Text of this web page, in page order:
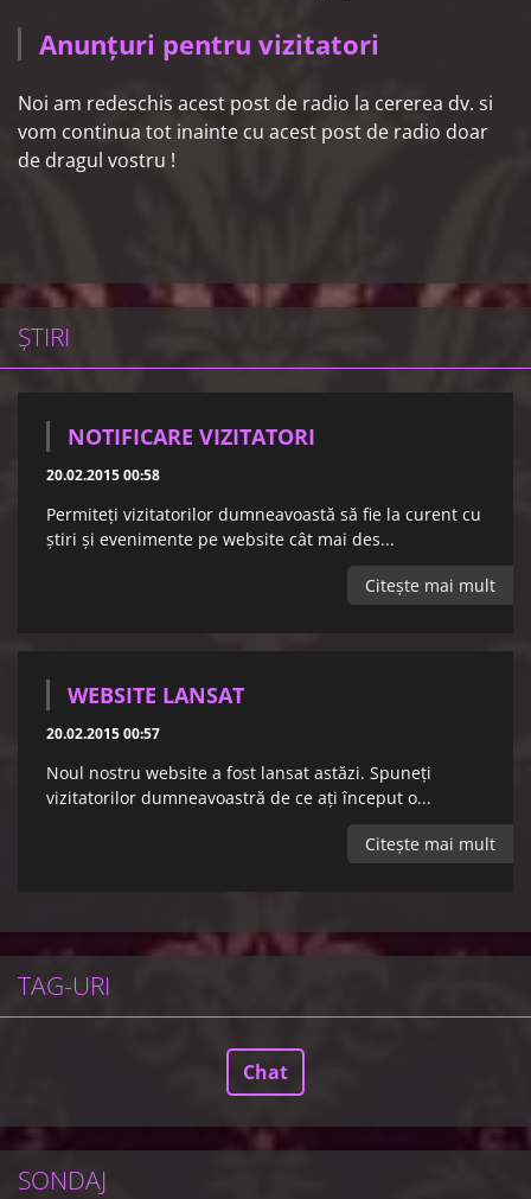
Anunțuri pentru vizitatori
Noi am redeschis acest post de radio la cererea dv. si
vom continua tot inainte cu acest post de radio doar
de dragul vostru !
ŞTIRI
NOTIFICARE VIZITATORI
20.02.2015 00:58
Permiteţi vizitatorilor dumneavoastă să fie la curent cu
ştiri şi evenimente pe website cât mai des...
Citeşte mai mult
WEBSITE LANSAT
20.02.2015 00:57
Noul nostru website a fost lansat astăzi. Spuneţi
vizitatorilor dumneavoastră de ce aţi început o...
Citeşte mai mult
TAG-URI
Chat
SONDAJ